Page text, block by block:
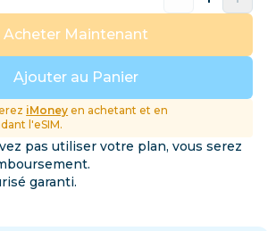
Ajouter au Panier
Acheter Maintenant
iMoney en achetant et en
l'eSIM.
pas utiliser votre plan, vous serez
garanti.